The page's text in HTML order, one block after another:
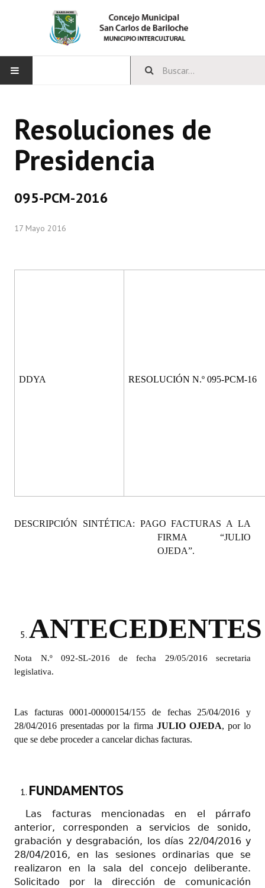
CONCEJO
Bloques Políticos
Comisiones Permanentes
Comisiones Especiales
Carta Orgánica 2007
Proyectos Presentados
Ejecución Presupuestaria
NORMATIVA
Declaraciones
Antiguos Pobladores
Noticias Destacadas
Registros y Distinciones
Resoluciones de
Presidencia
095-PCM-2016
17 Mayo 2016
DDYA RESOLUCIÓN N.º 095-PCM-16
DESCRIPCIÓN SINTÉTICA: PAGO FACTURAS A LA
FIRMA “JULIO
OJEDA”.
ANTECEDENTES
Nota N.º 092-SL-2016 de fecha 29/05/2016 secretaria
legislativa.
Las facturas 0001-00000154/155 de fechas 25/04/2016 y
28/04/2016 presentadas por la firma JULIO OJEDA, por lo
que se debe proceder a cancelar dichas facturas.
FUNDAMENTOS
Las facturas mencionadas en el párrafo
anterior, corresponden a servicios de sonido,
grabación y desgrabación, los días 22/04/2016 y
28/04/2016, en las sesiones ordinarias que se
realizaron en la sala del concejo deliberante.
Solicitado por la dirección de comunicación